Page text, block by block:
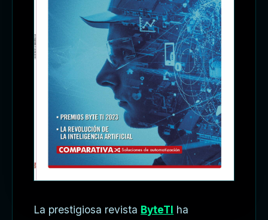
La prestigiosa revista ByteTI ha